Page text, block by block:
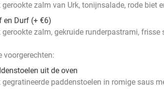
gerookte zalm van Urk, tonijnsalade, rode biet
en Durf (+ €6)
gerookte zalm, gekruide runderpastrami, frisse
voorgerechten:
uit de oven
gegratineerde paddenstoelen in romige saus